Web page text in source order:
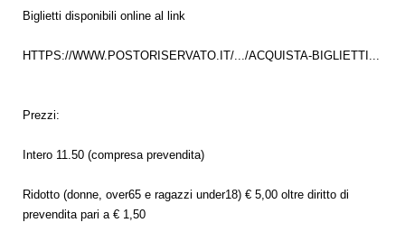
Biglietti disponibili online al link
HTTPS://WWW.POSTORISERVATO.IT/.../ACQUISTA-BIGLIETTI...
Prezzi:
Intero 11.50 (compresa prevendita)
Ridotto (donne, over65 e ragazzi under18) € 5,00 oltre diritto di
prevendita pari a € 1,50